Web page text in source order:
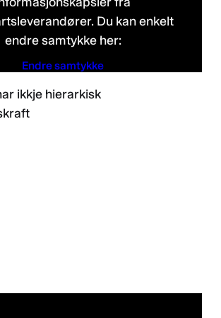
Du kan enkelt
endre samtykke her:
Endre samtykke
Personvernerklæring
ikkje hierarkisk